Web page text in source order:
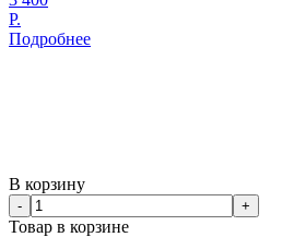
Р.
Подробнее
В корзину
- +
Товар в корзине